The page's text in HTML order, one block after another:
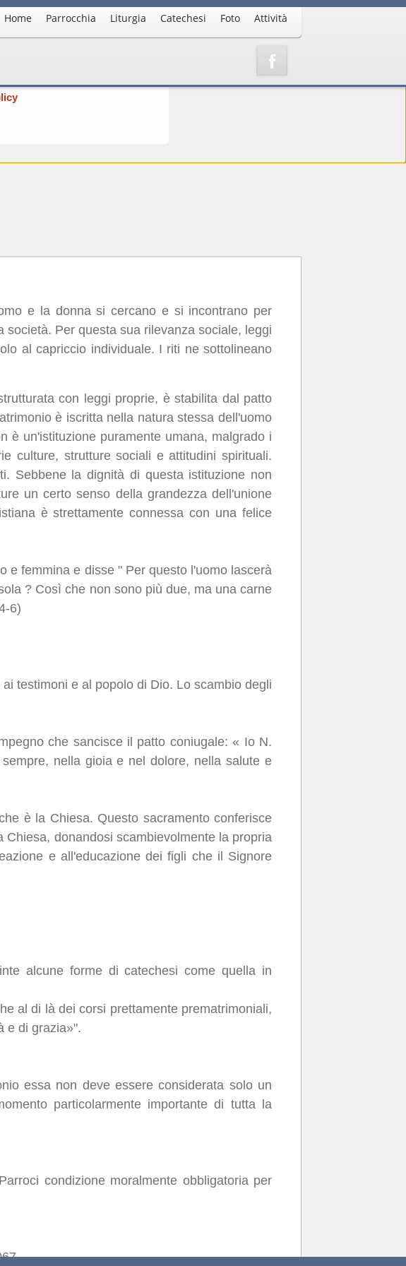
la tua
Chiudendo questo
suo elemento
Home Parrocchia Liturgia Catechesi Foto Attività
e la donna si cercano e si incontrano per
Per questa sua rilevanza sociale, leggi
al capriccio individuale. I riti ne sottolineano
con leggi proprie, è stabilita dal patto
è iscritta nella natura stessa dell'uomo
è un'istituzione puramente umana, malgrado i
culture, strutture sociali e attitudini spirituali.
Sebbene la dignità di questa istituzione non
un certo senso della grandezza dell'unione
è strettamente connessa con una felice
e femmina e disse " Per questo l'uomo lascerà
? Così che non sono più due, ma una carne
6)
testimoni e al popolo di Dio. Lo scambio degli
che sancisce il patto coniugale: « Io N.
nella gioia e nel dolore, nella salute e
è la Chiesa. Questo sacramento conferisce
donandosi scambievolmente la propria
e all'educazione dei figli che il Signore
alcune forme di catechesi come quella in
al di là dei corsi prettamente prematrimoniali,
e di grazia»".
essa non deve essere considerata solo un
particolarmente importante di tutta la
condizione moralmente obbligatoria per